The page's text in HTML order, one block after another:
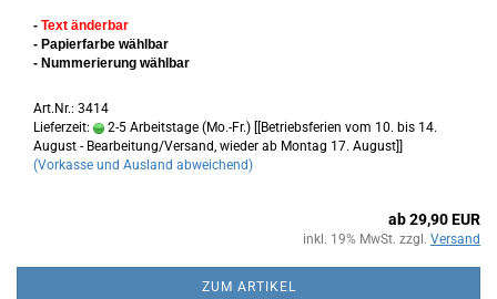
- Text änderbar
- Papierfarbe wählbar
- Nummerierung wählbar
Art.Nr.: 3414
Lieferzeit:
2-5 Arbeitstage (Mo.-Fr.) [[Betriebsferien vom 10. bis 14.
August - Bearbeitung/Versand, wieder ab Montag 17. August]]
(Vorkasse und Ausland abweichend)
ab 29,90 EUR
inkl. 19% MwSt. zzgl. Versand
ZUM ARTIKEL